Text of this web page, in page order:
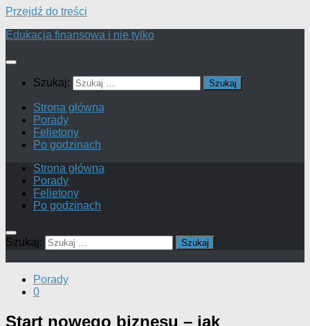
Przejdź do treści
Edukacja finansowa i nie tylko
Szukaj:
Strona główna
Porady
Felietony
Po godzinach
Strona główna
Porady
Felietony
Po godzinach
Szukaj:
Porady
0
Start nowego biznesu – jak